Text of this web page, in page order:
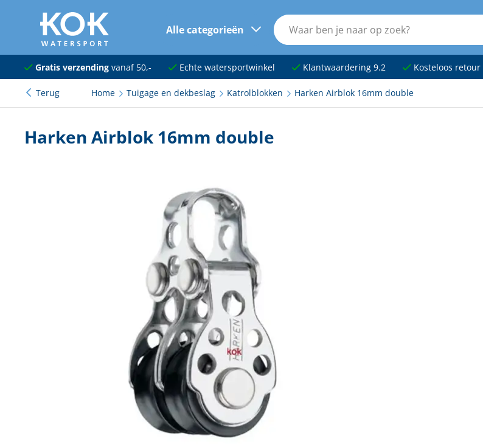
naar hoofdinhoud
Alle categorieën
Navigatie
Dekuitrusting
Techniek en motor
Tuigage en dekbeslag
Boten, toebehoren en fun
Meubels en lifestyle
Gratis verzendingvanaf 50,- Echte watersportwinkel Klantwaardering 9.2 Kosteloos retour
Terug Home Tuigage en dekbeslag Katrolblokken Harken Airblok 16mm double
Harken Airblok 16mm double